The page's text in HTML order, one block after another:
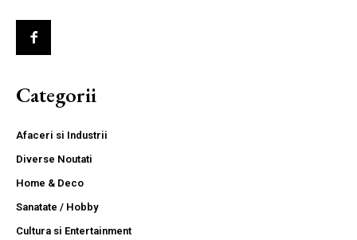
Categorii
Afaceri si Industrii
Diverse Noutati
Home & Deco
Sanatate / Hobby
Cultura si Entertainment